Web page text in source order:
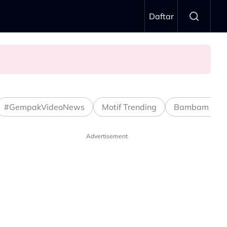
Daftar
#GempakVideoNews Motif Trending Bambam
Advertisement